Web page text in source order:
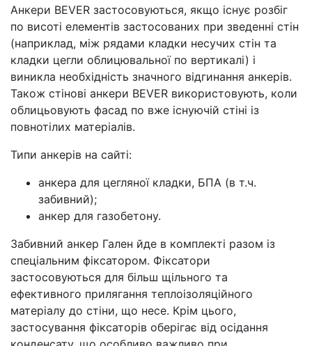
Анкери BEVER застосовуються, якщо існує розбіг
по висоті елементів застосованих при зведенні стін
(наприклад, між рядами кладки несучих стін та
кладки цегли облицювальної по вертикалі) і
виникла необхідність значного відгинання анкерів.
Також стінові анкери BEVER використовують, коли
облицьовують фасад по вже існуючій стіні із
повнотілих матеріалів.
Типи анкерів на сайті:
анкера для цегляної кладки, БПА (в т.ч.
забивний);
анкер для газобетону.
Забивний анкер Гален йде в комплекті разом із
спеціальним фіксатором. Фіксатори
застосовуються для більш щільного та
ефективного прилягання теплоізоляційного
матеріалу до стіни, що несе. Крім цього,
застосування фіксаторів оберігає від осідання